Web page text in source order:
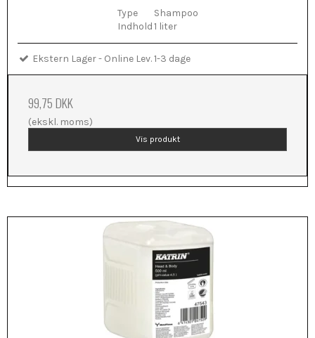
Type
Shampoo
Indhold1 liter
Ekstern Lager - Online Lev. 1-3 dage
99,75 DKK
(ekskl. moms)
Vis produkt